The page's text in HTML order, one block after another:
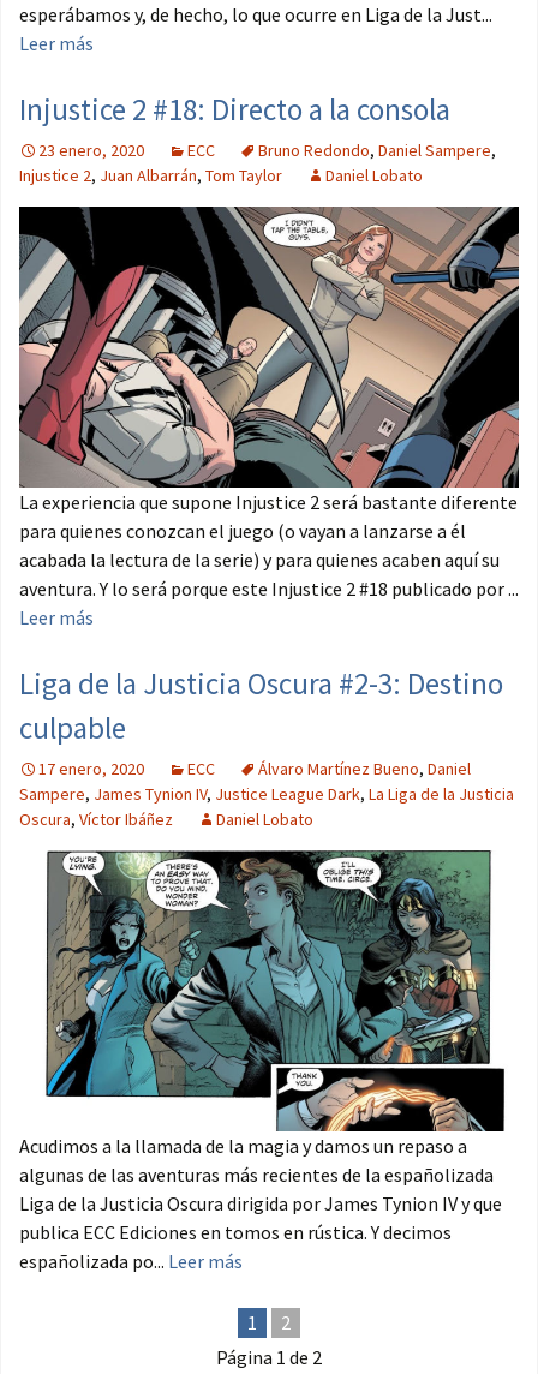
esperábamos y, de hecho, lo que ocurre en Liga de la Just...
Leer más
Injustice 2 #18: Directo a la consola
23 enero, 2020 ECC Bruno Redondo, Daniel Sampere,
Injustice 2, Juan Albarrán, Tom Taylor Daniel Lobato
La experiencia que supone Injustice 2 será bastante diferente
para quienes conozcan el juego (o vayan a lanzarse a él
acabada la lectura de la serie) y para quienes acaben aquí su
aventura. Y lo será porque este Injustice 2 #18 publicado por ...
Leer más
Liga de la Justicia Oscura #2-3: Destino
culpable
17 enero, 2020 ECC Álvaro Martínez Bueno, Daniel
Sampere, James Tynion IV, Justice League Dark, La Liga de la Justicia
Oscura, Víctor Ibáñez Daniel Lobato
Acudimos a la llamada de la magia y damos un repaso a
algunas de las aventuras más recientes de la españolizada
Liga de la Justicia Oscura dirigida por James Tynion IV y que
publica ECC Ediciones en tomos en rústica. Y decimos
españolizada po... Leer más
1
2
Página 1 de 2